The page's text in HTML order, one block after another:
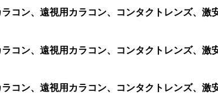
コン、遠視用カラコン、コンタクトレンズ、激
コン、遠視用カラコン、コンタクトレンズ、激
コン、遠視用カラコン、コンタクトレンズ、激